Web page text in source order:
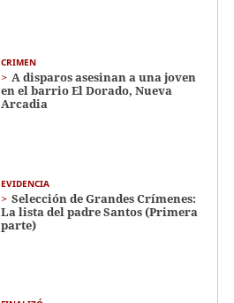
CRIMEN
A disparos asesinan a una joven
en el barrio El Dorado, Nueva
Arcadia
EVIDENCIA
Selección de Grandes Crímenes:
La lista del padre Santos (Primera
parte)